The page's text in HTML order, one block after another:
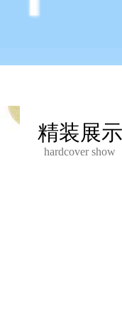
精装展示
hardcover show